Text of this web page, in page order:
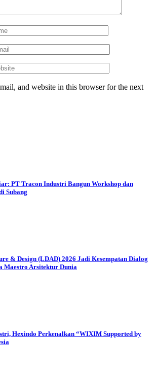
and website in this browser for the next
PT Tracon Industri Bangun Workshop dan
Subang
& Design (LDAD) 2026 Jadi Kesempatan Dialog
Maestro Arsitektur Dunia
Hexindo Perkenalkan “WIXIM Supported by